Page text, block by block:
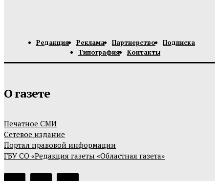
Редакция Реклама Партнерство
Подписка
Типография
Контакты
О газете
Печатное СМИ
Сетевое издание
Портал правовой информации
ГБУ СО «Редакция газеты «Областная газета»